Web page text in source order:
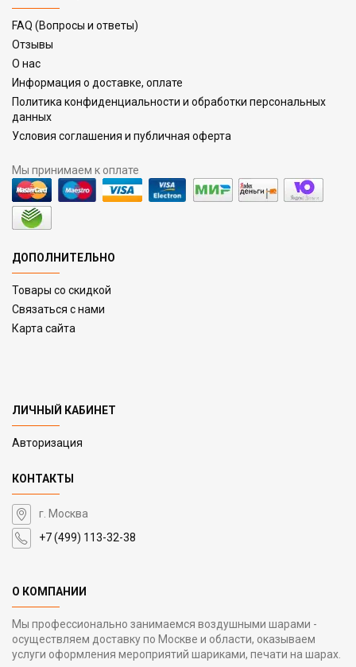
FAQ (Вопросы и ответы)
Отзывы
О нас
Информация о доставке, оплате
Политика конфиденциальности и обработки персональных
данных
Условия соглашения и публичная оферта
Мы принимаем к оплате
ДОПОЛНИТЕЛЬНО
Товары со скидкой
Связаться с нами
Карта сайта
ЛИЧНЫЙ КАБИНЕТ
Авторизация
КОНТАКТЫ
г. Москва
+7 (499) 113-32-38
О КОМПАНИИ
Мы профессионально занимаемся воздушными шарами -
осуществляем доставку по Москве и области, оказываем
услуги оформления мероприятий шариками, печати на шарах.